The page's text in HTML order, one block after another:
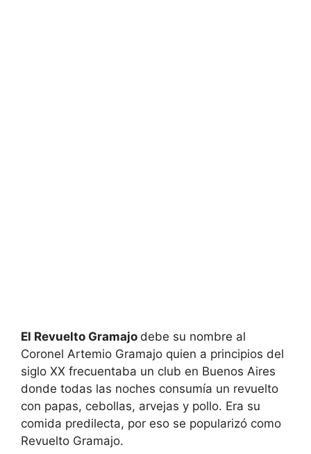
El Revuelto Gramajo debe su nombre al
Coronel Artemio Gramajo quien a principios del
siglo XX frecuentaba un club en Buenos Aires
donde todas las noches consumía un revuelto
con papas, cebollas, arvejas y pollo. Era su
comida predilecta, por eso se popularizó como
Revuelto Gramajo.